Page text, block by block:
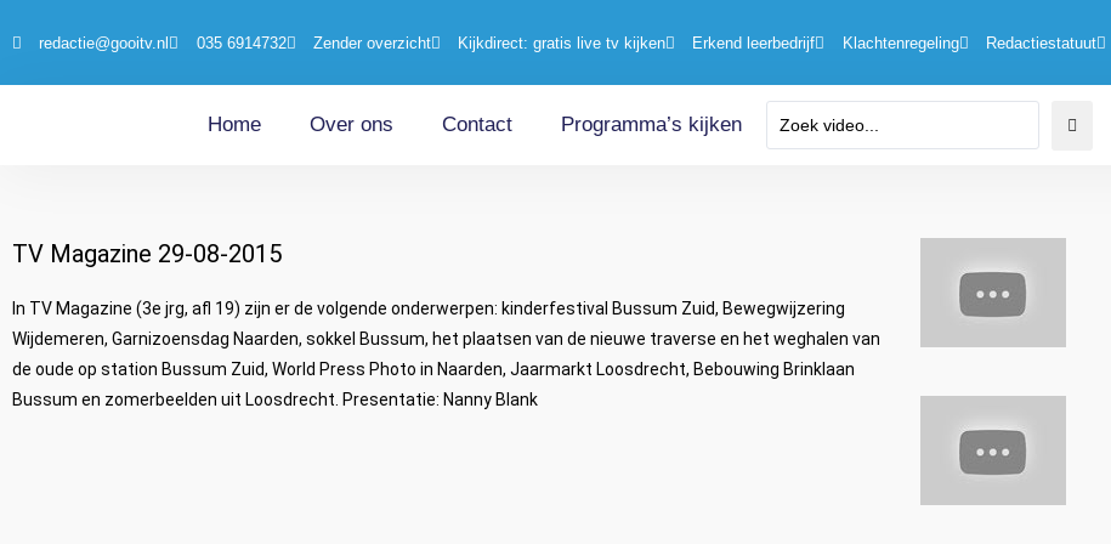
redactie@gooitv.nl 035 6914732 Zender overzicht Kijkdirect: gratis live tv kijken Erkend leerbedrijf Klachtenregeling Redactiestatuut
Home Over ons Contact Programma’s kijken
TV Magazine 29-08-2015
In TV Magazine (3e jrg, afl 19) zijn er de volgende onderwerpen: kinderfestival Bussum Zuid, Bewegwijzering
Wijdemeren, Garnizoensdag Naarden, sokkel Bussum, het plaatsen van de nieuwe traverse en het weghalen van
de oude op station Bussum Zuid, World Press Photo in Naarden, Jaarmarkt Loosdrecht, Bebouwing Brinklaan
Bussum en zomerbeelden uit Loosdrecht. Presentatie: Nanny Blank